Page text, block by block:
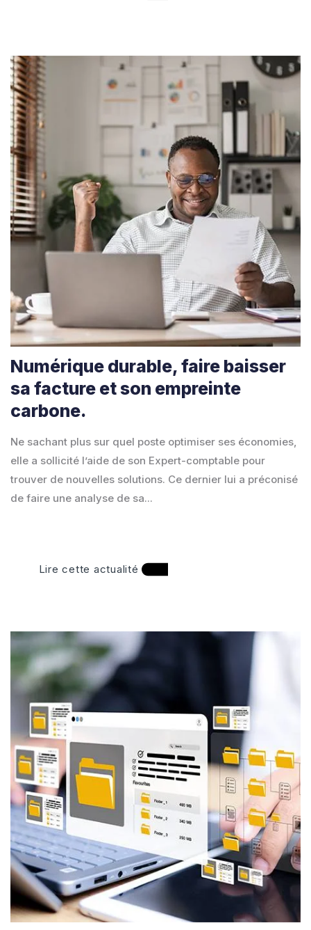
Numérique durable, faire baisser
sa facture et son empreinte
carbone.
Ne sachant plus sur quel poste optimiser ses économies,
elle a sollicité l’aide de son Expert-comptable pour
trouver de nouvelles solutions. Ce dernier lui a préconisé
de faire une analyse de sa...
Lire cette actualité